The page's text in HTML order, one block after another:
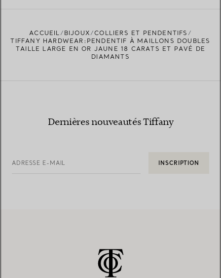
ACCUEIL BIJOUX
COLLIERS ET PENDENTIFS
TIFFANY HARDWEAR:PENDENTIF À MAILLONS DOUBLES
TAILLE LARGE EN OR JAUNE 18 CARATS ET PAVÉ DE
DIAMANTS
Dernières nouveautés Tiffany
ADRESSE E-MAIL INSCRIPTION